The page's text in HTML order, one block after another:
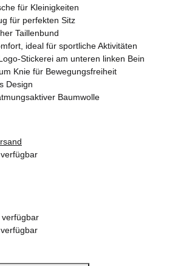
für Kleinigkeiten
für perfekten Sitz
Taillenbund
ideal für sportliche Aktivitäten
Stickerei am unteren linken Bein
Knie für Bewegungsfreiheit
Design
Baumwolle
verfügbar